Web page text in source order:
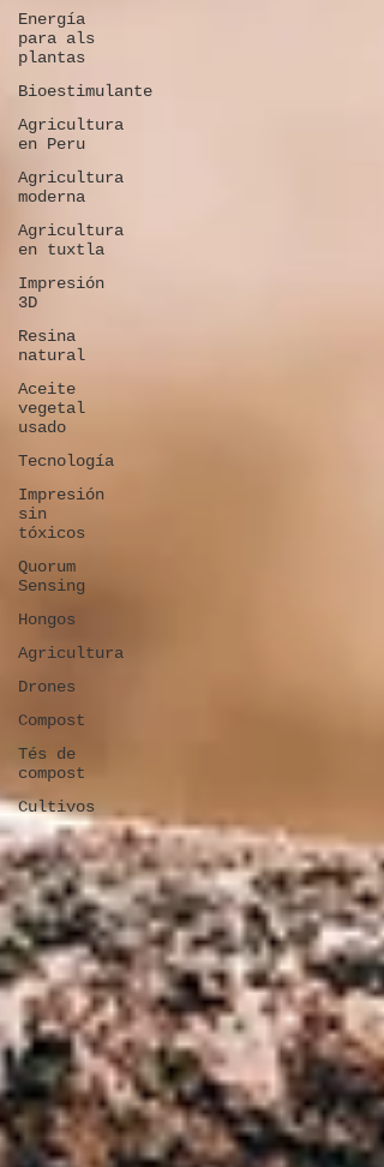
Energía
para als
plantas
Bioestimulante
Agricultura
en Peru
Agricultura
moderna
Agricultura
en tuxtla
Impresión
3D
Resina
natural
Aceite
vegetal
usado
Tecnología
Impresión
sin
tóxicos
Quorum
Sensing
Hongos
Agricultura
Drones
Compost
Tés de
compost
Cultivos